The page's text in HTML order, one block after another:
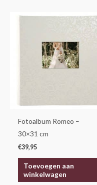
Fotoalbum Romeo –
30×31 cm
€39,95
Toevoegen aan
winkelwagen